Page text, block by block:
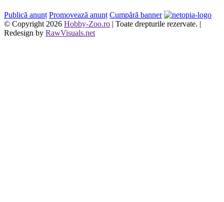
Publică anunț Promovează anunț Cumpără banner
© Copyright 2026 Hobby-Zoo.ro | Toate drepturile rezervate. |
Redesign by RawVisuals.net